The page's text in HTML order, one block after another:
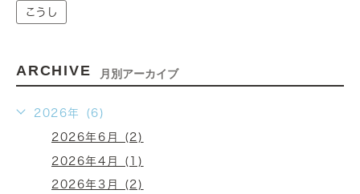
こうし
ARCHIVE 月別アーカイブ
2026年 (6)
2026年6月 (2)
2026年4月 (1)
2026年3月 (2)